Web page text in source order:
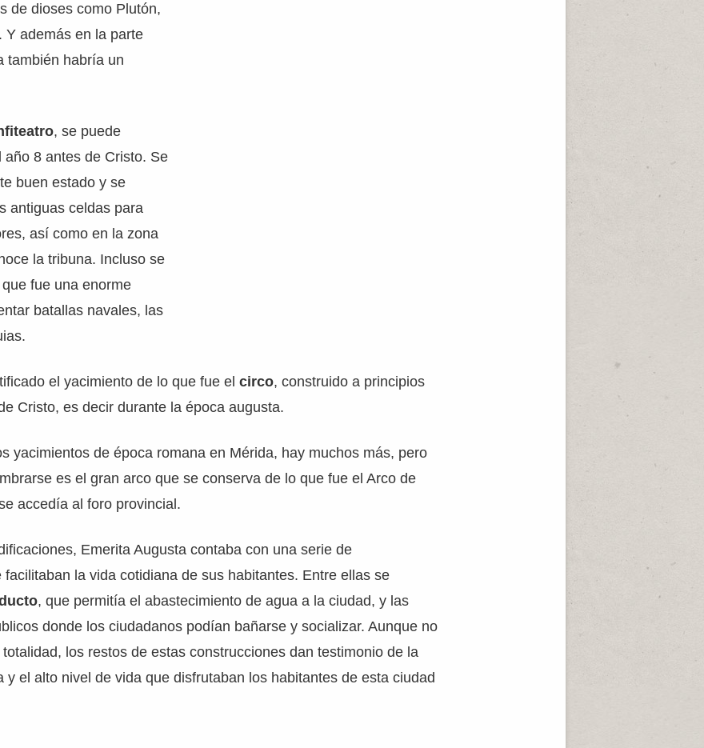
de dioses como Plutón,
Y además en la parte
también habría un
, se puede
8 antes de Cristo. Se
buen estado y se
antiguas celdas para
así como en la zona
la tribuna. Incluso se
fue una enorme
batallas navales, las
el yacimiento de lo que fue elcirco, construido a principios
Cristo, es decir durante la época augusta.
yacimientos de época romana en Mérida, hay muchos más, pero
es el gran arco que se conserva de lo que fue el Arco de
accedía al foro provincial.
Emerita Augusta contaba con una serie de
facilitaban la vida cotidiana de sus habitantes. Entre ellas se
, que permitía el abastecimiento de agua a la ciudad, y las
donde los ciudadanos podían bañarse y socializar. Aunque no
los restos de estas construcciones dan testimonio de la
y el alto nivel de vida que disfrutaban los habitantes de esta ciudad